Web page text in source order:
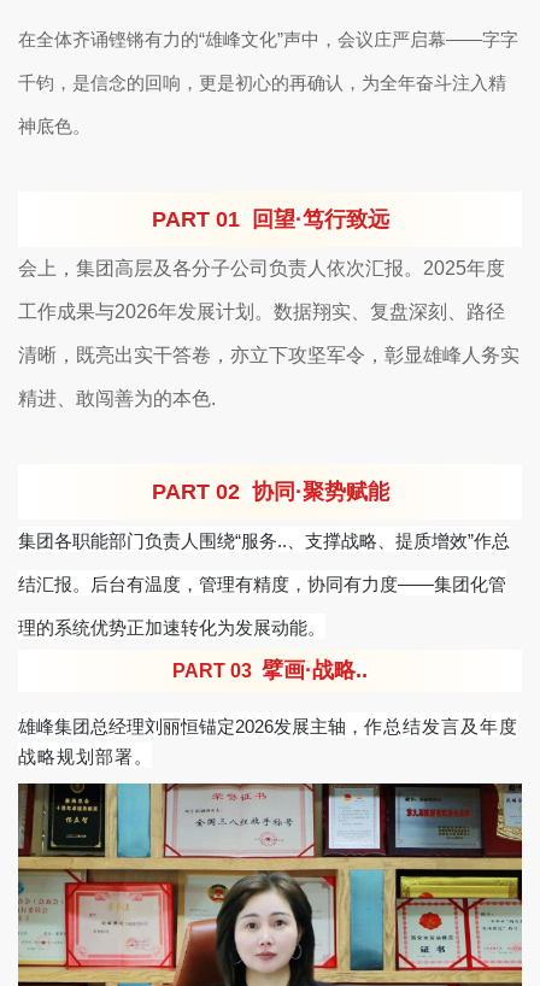
在全体齐诵铿锵有力的“雄峰文化”声中，会议庄严启幕——字字
千钧，是信念的回响，更是初心的再确认，为全年奋斗注入精
神底色。
PART 01 回望·笃行致远
会上，集团高层及各分子公司负责人依次汇报。2025年度
工作成果与2026年发展计划。数据翔实、复盘深刻、路径
清晰，既亮出实干答卷，亦立下攻坚军令，彰显雄峰人务实
精进、敢闯善为的本色.
PART 02 协同 ·聚势赋能
集团各职能部门负责人围绕“服务..、支撑战略、提质增效”作总
结汇报。后台有温度，管理有精度，协同有力度——集团化管
理的系统优势正加速转化为发展动能。
PART 03 擘画·战略..
雄峰集团总经理刘丽恒锚定2026发展主轴， 作总结发言及年度
战略规划部署。